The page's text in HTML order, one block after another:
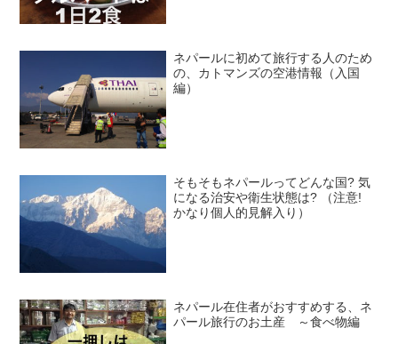
ネパールに初めて旅行する人のため
の、カトマンズの空港情報（入国
編）
そもそもネパールってどんな国? 気
になる治安や衛生状態は? （注意!
かなり個人的見解入り）
ネパール在住者がおすすめする、ネ
パール旅行のお土産 ～食べ物編